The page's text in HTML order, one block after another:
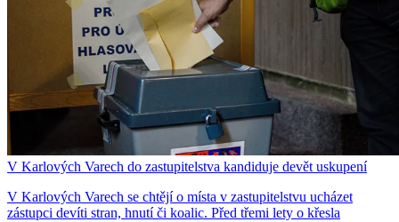
V Karlových Varech do zastupitelstva kandiduje devět uskupení
V Karlových Varech se chtějí o místa v zastupitelstvu ucházet
zástupci devíti stran, hnutí či koalic. Před třemi lety o křesla